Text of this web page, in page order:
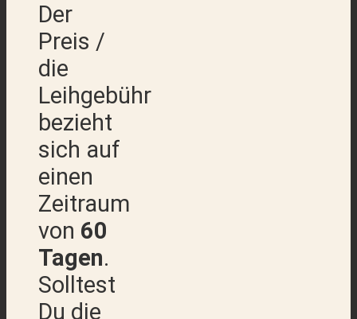
Der
Preis /
die
Leihgebühr
bezieht
sich auf
einen
Zeitraum
von 60
Tagen.
Solltest
Du die